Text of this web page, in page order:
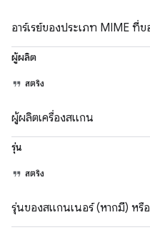
อาร์เรย์ของประเภท MIME ที่
ผู้ผลิต
สตริง
ผู้ผลิตเครื่องสแกน
รุ่น
สตริง
รุ่นของสแกนเนอร์ (หากมี) หรื